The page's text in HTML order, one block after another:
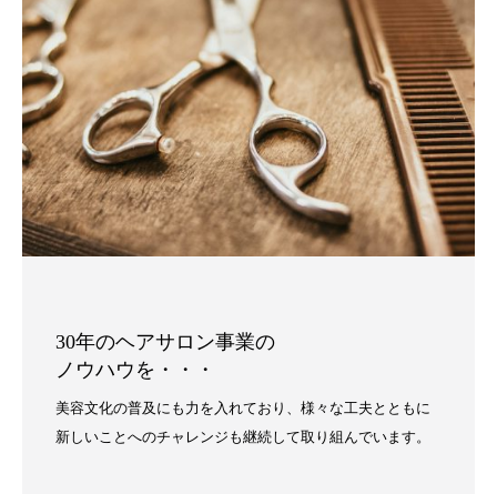
30年のヘアサロン事業の
ノウハウを・・・
美容文化の普及にも力を入れており、様々な工夫とともに
新しいことへのチャレンジも継続して取り組んでいます。